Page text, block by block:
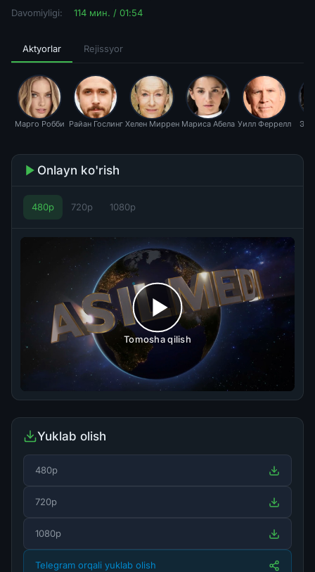
Davomiyligi:
114 мин. / 01:54
Aktyorlar Rejissyor
Марго Робби Райан Гослинг Хелен Миррен Мариса Абела Уилл Феррелл
Onlayn ko'rish
480p 720p 1080p
Tomosha qilish
Yuklab olish
480p
720p
1080p
Telegram orqali yuklab olish